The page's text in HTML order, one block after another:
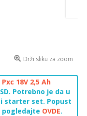
Drži sliku za zoom
Pxc 18V 2,5 Ah
Potrebno je da u
starter set. Popust
pogledajte OVDE.